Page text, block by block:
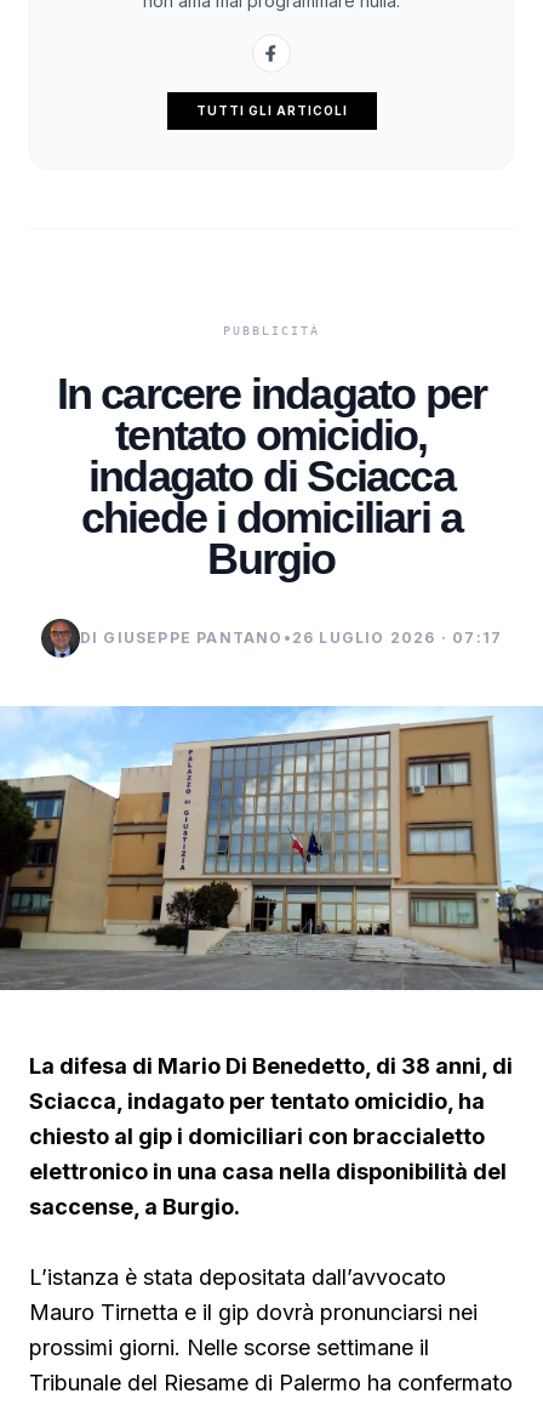
TUTTI GLI ARTICOLI
In carcere indagato per
tentato omicidio,
indagato di Sciacca
chiede i domiciliari a
Burgio
DI GIUSEPPE PANTANO • 26 LUGLIO 2026 · 07:17
La difesa di Mario Di Benedetto, di 38 anni, di
Sciacca, indagato per tentato omicidio, ha
chiesto al gip i domiciliari con braccialetto
elettronico in una casa nella disponibilità del
saccense, a Burgio.
L’istanza è stata depositata dall’avvocato
Mauro Tirnetta e il gip dovrà pronunciarsi nei
prossimi giorni. Nelle scorse settimane il
Tribunale del Riesame di Palermo ha confermato